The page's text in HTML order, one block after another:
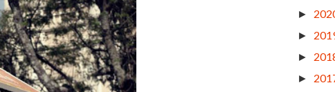
►
►
►
►